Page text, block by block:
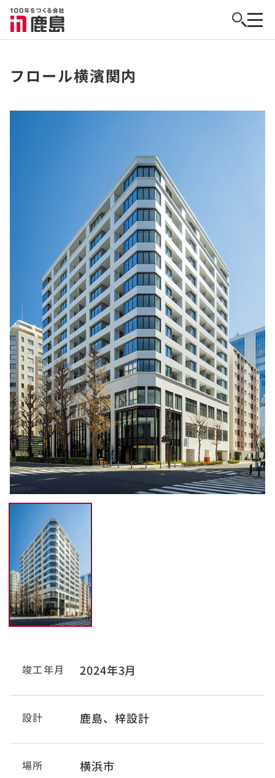
フロール横濱関内
竣工年月 2024年3月
設計 鹿島、梓設計
場所 横浜市